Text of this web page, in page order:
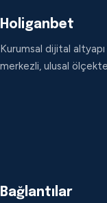
Holiganbet
Kurumsal dijital altyapı
merkezli, ulusal
Bağlantılar